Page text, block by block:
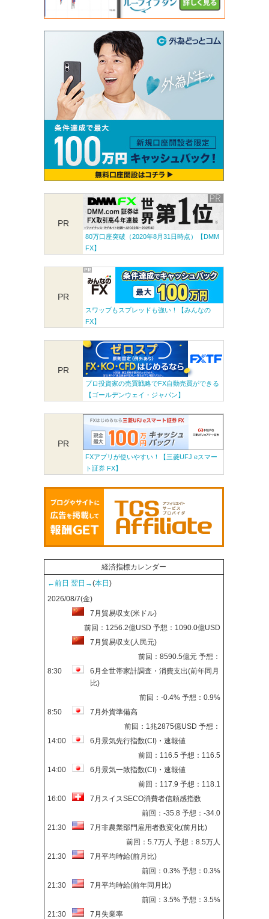
PR
80万口座突破（2020年8月31日時点）【DMM
FX】
PR
スワップもスプレッドも強い！【みんなの
FX】
PR
プロ投資家の売買戦略でFX自動売買ができる
【ゴールデンウェイ・ジャパン】
PR
FXアプリが使いやすい！【三菱UFJ eスマー
ト証券 FX】
経済指標カレンダー
←前日 翌日→(本日)
2026/08/7(金)
7月貿易収支(米ドル)
前回：1256.2億USD 予想：1090.0億USD
7月貿易収支(人民元)
前回：8590.5億元 予想：
8:30
6月全世帯家計調査・消費支出(前年同月
比)
前回：-0.4% 予想：0.9%
8:50
7月外貨準備高
前回：1兆2875億USD 予想：
14:00
6月景気先行指数(CI)・速報値
前回：116.5 予想：116.5
14:00
6月景気一致指数(CI)・速報値
前回：117.9 予想：118.1
16:00
7月スイスSECO消費者信頼感指数
前回：-35.8 予想：-34.0
21:30
7月非農業部門雇用者数変化(前月比)
前回：5.7万人 予想：8.5万人
21:30
7月平均時給(前月比)
前回：0.3% 予想：0.3%
21:30
7月平均時給(前年同月比)
前回：3.5% 予想：3.5%
21:30
7月失業率